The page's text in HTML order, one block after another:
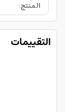
المنتج:
التقييمات